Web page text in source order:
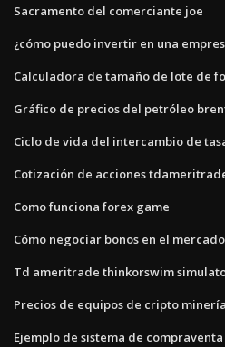
Sacramento del comerciante joe
¿cómo puedo invertir en una
Calculadora de tamaño de lote de
Gráfico de precios del petróleo
Ciclo de vida del intercambio de
Cotización de acciones
Como funciona forex game
Cómo negociar bonos en el
Td ameritrade thinkorswim
Precios de equipos de cripto minería
Ejemplo de sistema de